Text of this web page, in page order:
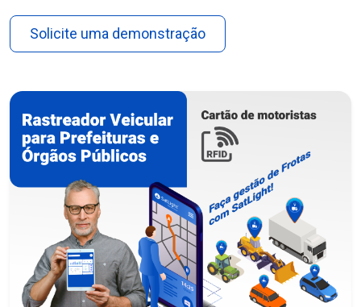
Solicite uma demonstração